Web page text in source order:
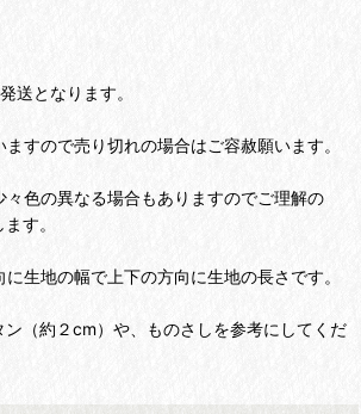
送となります。
すので売り切れの場合はご容赦願います。
色の異なる場合もありますのでご理解の
す。
生地の幅で上下の方向に生地の長さです。
（約２cm）や、ものさしを参考にしてくだ